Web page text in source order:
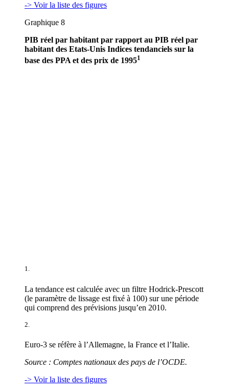
-> Voir la liste des figures
Graphique 8
PIB réel par habitant par rapport au PIB réel par
habitant des Etats-Unis Indices tendanciels sur la
base des PPA et des prix de 19951
1.
La tendance est calculée avec un filtre Hodrick-Prescott
(le paramètre de lissage est fixé à 100) sur une période
qui comprend des prévisions jusqu’en 2010.
2.
Euro-3 se réfère à l’Allemagne, la France et l’Italie.
Source : Comptes nationaux des pays de l’OCDE.
-> Voir la liste des figures